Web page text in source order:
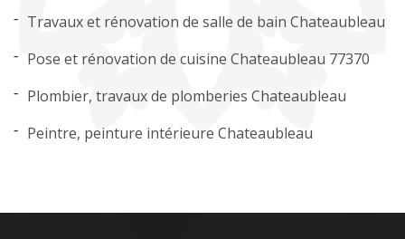
Travaux et rénovation de salle de bain Chateaubleau
Pose et rénovation de cuisine Chateaubleau 77370
Plombier, travaux de plomberies Chateaubleau
Peintre, peinture intérieure Chateaubleau